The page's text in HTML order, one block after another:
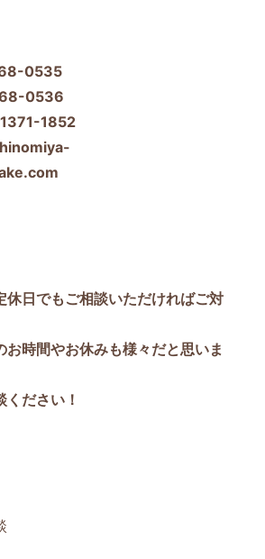
68-0535
68-0536
1852
休日でもご相談いただければご対
お時間やお休みも様々だと思いま
ください！